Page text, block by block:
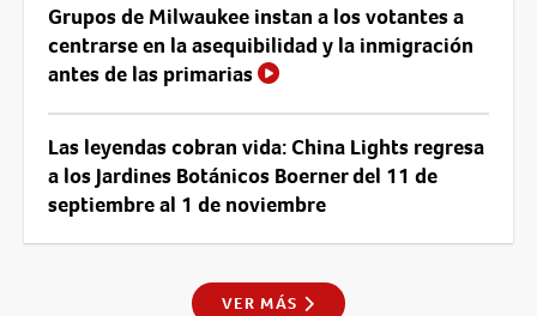
Grupos de Milwaukee instan a los votantes a
centrarse en la asequibilidad y la inmigración
antes de las primarias
Las leyendas cobran vida: China Lights regresa
a los Jardines Botánicos Boerner del 11 de
septiembre al 1 de noviembre
VER MÁS